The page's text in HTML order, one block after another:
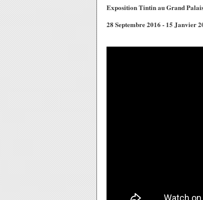
Exposition Tintin au Grand
28 Septembre 2016 - 15 Janvier